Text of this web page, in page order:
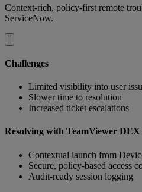
Context-rich, policy-first remote
ServiceNow.
Challenges
Limited visibility into user
Slower time to resolution
Increased ticket escalations
Resolving with TeamViewer DEX
Contextual launch from
Secure, policy-based access
Audit-ready session logging